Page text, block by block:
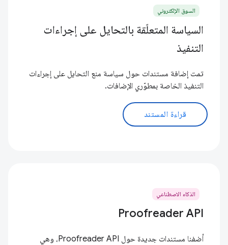
السوق الإلكتروني
السياسة المتعلّقة بالتحايل على إجراءات
التنفيذ
تمت إضافة مستندات حول سياسة منع التحايل على إجراءات
التنفيذ الخاصة بمطوّري الإضافات.
قراءة المستند
الذكاء الاصطناعي
Proofreader API
أضفنا مستندات جديدة حول Proofreader API، وهي